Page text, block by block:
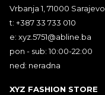
Vrbanja 1, 71000 Sarajevo
t: +387 33 733 010
e: xyz.5751@abline.ba
pon - sub: 10:00-22:00
ned: neradna
XYZ FASHION STORE